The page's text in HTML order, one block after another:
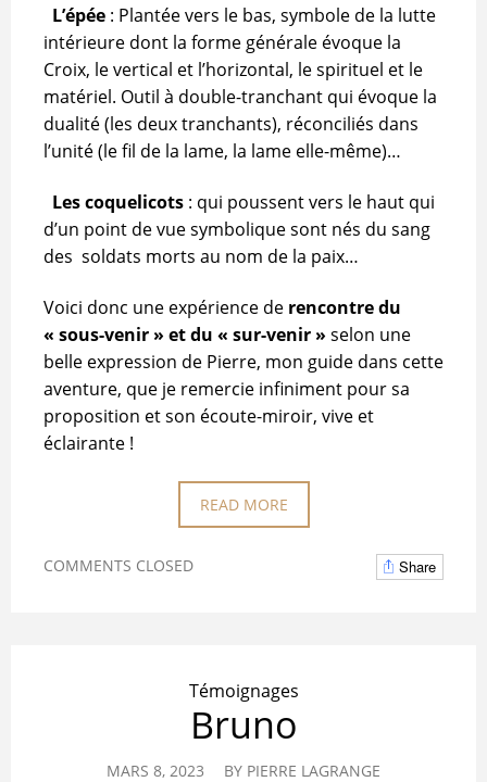
L’épée : Plantée vers le bas, symbole de la lutte
intérieure dont la forme générale évoque la
Croix, le vertical et l’horizontal, le spirituel et le
matériel. Outil à double-tranchant qui évoque la
dualité (les deux tranchants), réconciliés dans
l’unité (le fil de la lame, la lame elle-même)…
Les coquelicots : qui poussent vers le haut qui
d’un point de vue symbolique sont nés du sang
des soldats morts au nom de la paix…
Voici donc une expérience de rencontre du
« sous-venir » et du « sur-venir » selon une
belle expression de Pierre, mon guide dans cette
aventure, que je remercie infiniment pour sa
proposition et son écoute-miroir, vive et
éclairante !
READ MORE
COMMENTS CLOSED Share
Témoignages
Bruno
MARS 8, 2023 BY PIERRE LAGRANGE